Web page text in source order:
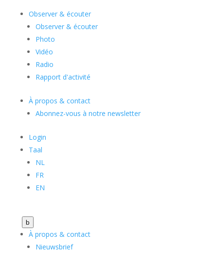
Observer & écouter
Observer & écouter
Photo
Vidéo
Radio
Rapport d'activité
À propos & contact
Abonnez-vous à notre newsletter
Login
Taal
NL
FR
EN
b
À propos & contact
Nieuwsbrief